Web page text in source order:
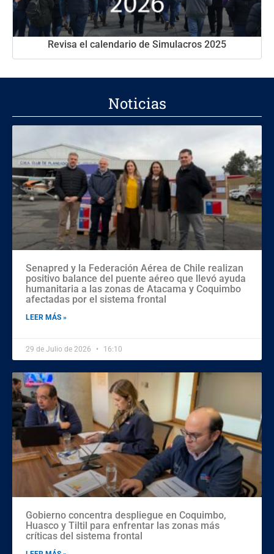
Revisa el calendario de Simulacros 2025
Noticias
Senapred y la Federación Aérea de Chile realizan
positivo balance del puente aéreo que llevó ayuda
humanitaria a las zonas de Atacama y Coquimbo
afectadas por el sistema frontal
LEER MÁS »
29 de Julio de 2026 16:10
Gobierno concentra despliegue en Coquimbo,
Huasco y Tiltil para enfrentar las zonas más
críticas del sistema frontal